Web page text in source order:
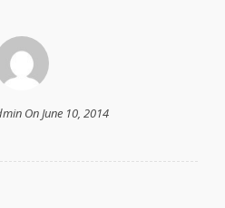
On June 10, 2014